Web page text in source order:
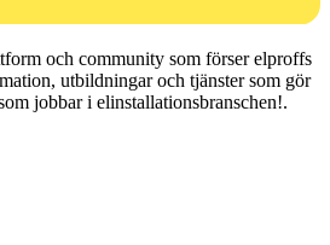
och community som förser elproffs
utbildningar och tjänster som gör
jobbar i elinstallationsbranschen!.